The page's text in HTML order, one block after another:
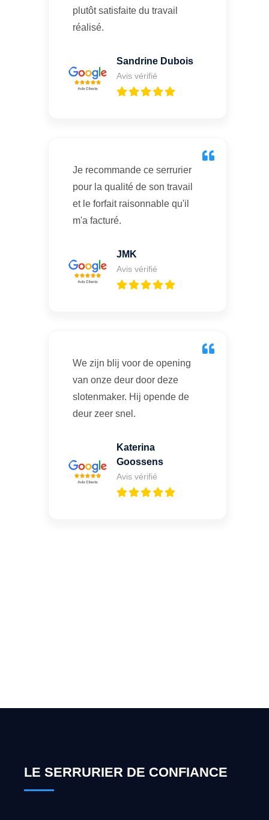
plutôt satisfaite du travail
réalisé.
Sandrine Dubois
Avis vérifié
Je recommande ce serrurier
pour la qualité de son travail
et le forfait raisonnable qu'il
m'a facturé.
JMK
Avis vérifié
We zijn blij voor de opening
van onze deur door deze
slotenmaker. Hij opende de
deur zeer snel.
Katerina
Goossens
Avis vérifié
LE SERRURIER DE CONFIANCE